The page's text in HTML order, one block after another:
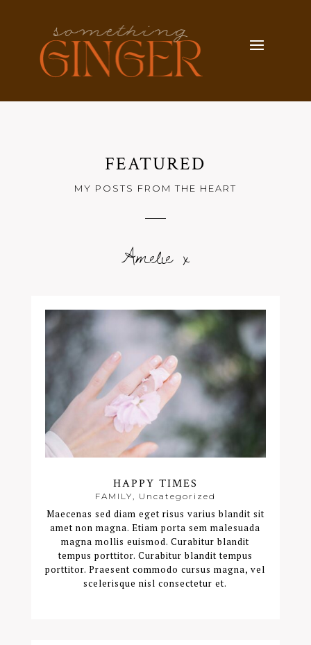
FEATURED
MY POSTS FROM THE HEART
Amelie x
HAPPY TIMES
FAMILY Uncategorized
Maecenas sed diam eget risus varius blandit sit
amet non magna. Etiam porta sem malesuada
magna mollis euismod. Curabitur blandit
tempus porttitor. Curabitur blandit tempus
porttitor. Praesent commodo cursus magna, vel
scelerisque nisl consectetur et.